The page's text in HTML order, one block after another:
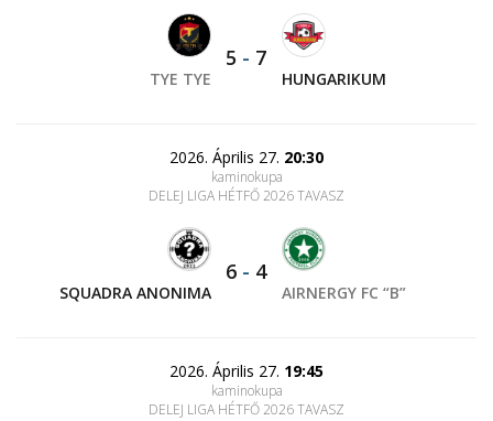
TYE TYE
5 - 7
HUNGARIKUM
2026. Április 27. 20:30
kaminokupa
DELEJ LIGA HÉTFŐ 2026 TAVASZ
SQUADRA ANONIMA
6 - 4
AIRNERGY FC “B”
2026. Április 27. 19:45
kaminokupa
DELEJ LIGA HÉTFŐ 2026 TAVASZ